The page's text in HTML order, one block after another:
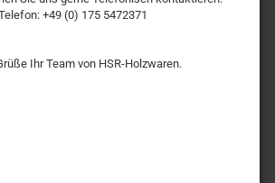
+49 (0) 175 5472371
Ihr Team von HSR-Holzwaren.